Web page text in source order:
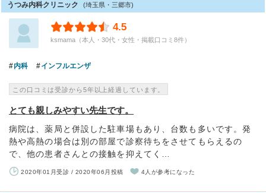
うつみ内科クリニック (埼玉県・三郷市)
4.5
ksmama（本人・30代・女性・掲載口コミ8件）
内科 インフルエンザ
この口コミは受診から5年以上経過しています。
とても親しみやすい先生です。
病院は、薬局と併設した駐車場もあり、台数も多いです。発
熱や高熱の場合は別の部屋で診察待ちをさせてもらえるの
で、他の患者さんとの接触を抑えてく…
2020年01月受診 / 2020年06月投稿 4人が参考になった